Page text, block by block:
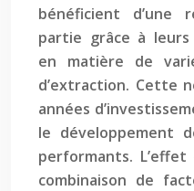
bénéficient d’une
partie grâce à
en matière de
d’extraction. Cette
années
le développement
performants.
combinaison de